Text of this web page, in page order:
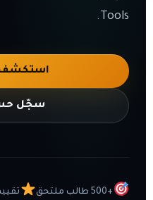
Tools.
استكشف
سجّل
+500 طالب ملتحق تقييم